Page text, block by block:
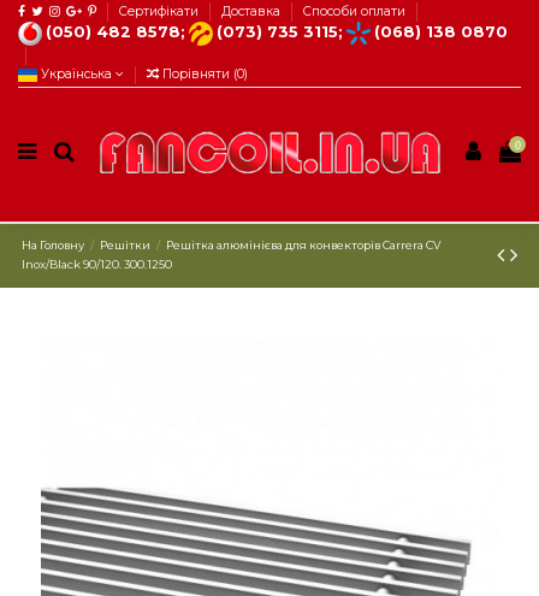
Сертифікати Доставка Способи оплати
(050) 482 8578; (073) 735 3115; (068) 138 0870
Українська Порівняти (0)
0
На Головну Решітки
Решітка алюмінієва для конвекторів Carrera СV
Inox/Black 90/120. 300.1250